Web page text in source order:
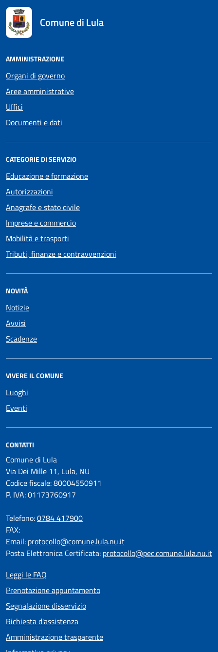
Comune di Lula
AMMINISTRAZIONE
Organi di governo
Aree amministrative
Uffici
Documenti e dati
CATEGORIE DI SERVIZIO
Educazione e formazione
Autorizzazioni
Anagrafe e stato civile
Imprese e commercio
Mobilità e trasporti
Tributi, finanze e contravvenzioni
NOVITÀ
Notizie
Avvisi
Scadenze
VIVERE IL COMUNE
Luoghi
Eventi
CONTATTI
Comune di Lula
Via Dei Mille 11, Lula, NU
Codice fiscale: 80004550911
P. IVA: 01173760917
Telefono:0784 417900
FAX:
Email: protocollo@comune.lula.nu.it
Posta Elettronica Certificata: protocollo@pec.comune.lula.nu.it
Leggi le FAQ
Prenotazione appuntamento
Segnalazione disservizio
Richiesta d'assistenza
Amministrazione trasparente